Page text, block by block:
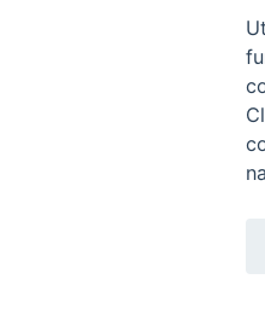
Copyright © 2019 -